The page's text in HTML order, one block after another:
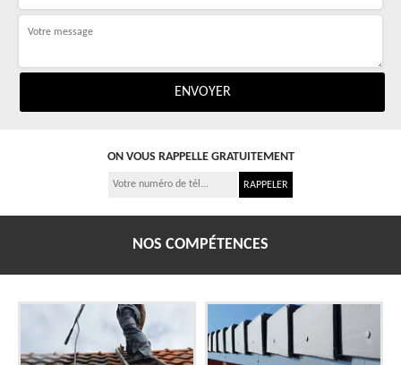
ON VOUS RAPPELLE GRATUITEMENT
NOS COMPÉTENCES